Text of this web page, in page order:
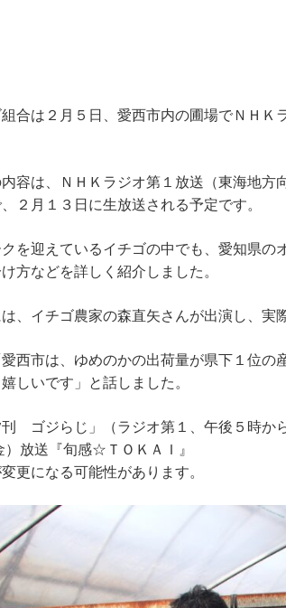
合は２月５日、愛西市内の圃場でＮＨ
内容は、ＮＨＫラジオ第１放送（東海地
２月１３日に生放送される予定です。
を迎えているイチゴの中でも、愛知県
方などを詳しく紹介しました。
、イチゴ農家の森直矢さんが出演し、実
西市は、ゆめのかの出荷量が県下１位
しいです」と話しました。
刊 ゴジらじ」（ラジオ第１、午後５時
）放送『旬感☆ＴＯＫＡＩ』
更になる可能性があります。